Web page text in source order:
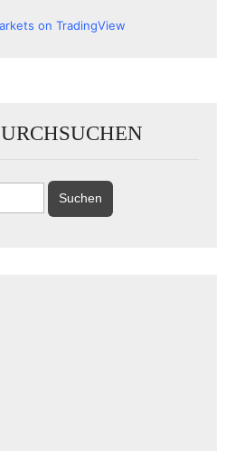
on TradingView